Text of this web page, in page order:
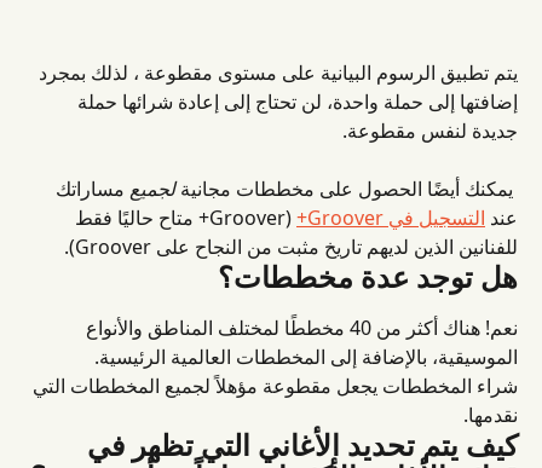
يتم تطبيق الرسوم البيانية على مستوى مقطوعة ، لذلك بمجرد
إضافتها إلى حملة واحدة، لن تحتاج إلى إعادة شرائها حملة
جديدة لنفس مقطوعة.
لجميع مساراتك
عند التسجيل في Groover+
(Groover+ متاح حاليًا فقط
للفنانين الذين لديهم تاريخ مثبت من النجاح على Groover).
هل توجد عدة مخططات؟
نعم! هناك أكثر من 40 مخططًا لمختلف المناطق والأنواع
الموسيقية، بالإضافة إلى المخططات العالمية الرئيسية.
شراء المخططات يجعل مقطوعة مؤهلاً لجميع المخططات التي
نقدمها.
كيف يتم تحديد الأغاني التي تظهر في